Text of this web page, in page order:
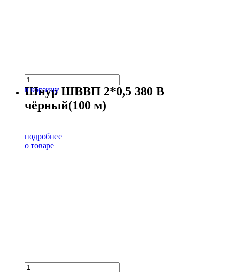
в корзину
Шнур ШВВП 2*0,5 380 В
чёрный(100 м)
подробнее
о товаре